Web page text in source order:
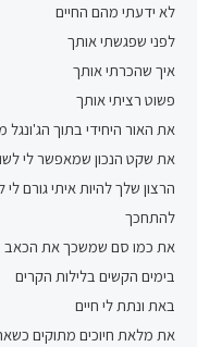
לא ידעתי מהם החיים
לפני שפגשתי אותך
איך שהכרתי אותך
פשוט רציתי אותך
את האור היחידי בתוך הג'ונגל
את שקט הנכון שמאפשר לי
הרצון שלך להיות איתי גורם לי
להתחכך
את כמו סם שמשכך את הכאב
בימים הקשים בלילות הקרים
באת ונתת לי חיים
את מלאת חיוכים מתוקים